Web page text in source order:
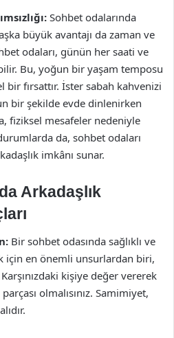
Sohbet odalarında
büyük avantajı da zaman ve
odaları, günün her saati ve
Bu, yoğun bir yaşam temposu
fırsattır. İster sabah kahvenizi
bir şekilde evde dinlenirken
fiziksel mesafeler nedeniyle
da, sohbet odaları
imkânı sunar.
Arkadaşlık
Bir sohbet odasında sağlıklı ve
için en önemli unsurlardan biri,
kişiye değer vererek
olmalısınız. Samimiyet,